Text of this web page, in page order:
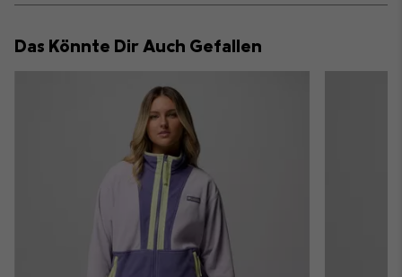
or
Das Könnte Dir Auch Gefallen